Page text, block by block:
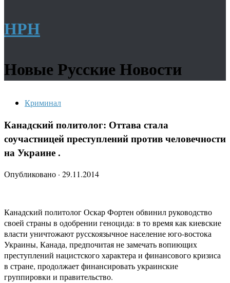
НРН
Новые Русские Новости
Криминал
Канадский политолог: Оттава стала
соучастницей преступлений против человечности
на Украине .
Опубликовано · 29.11.2014
Канадский политолог Оскар Фортен обвинил руководство
своей страны в одобрении геноцида: в то время как киевские
власти уничтожают русскоязычное население юго-востока
Украины, Канада, предпочитая не замечать вопиющих
преступлений нацистского характера и финансового кризиса
в стране, продолжает финансировать украинские
группировки и правительство.